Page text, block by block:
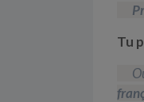
Tu